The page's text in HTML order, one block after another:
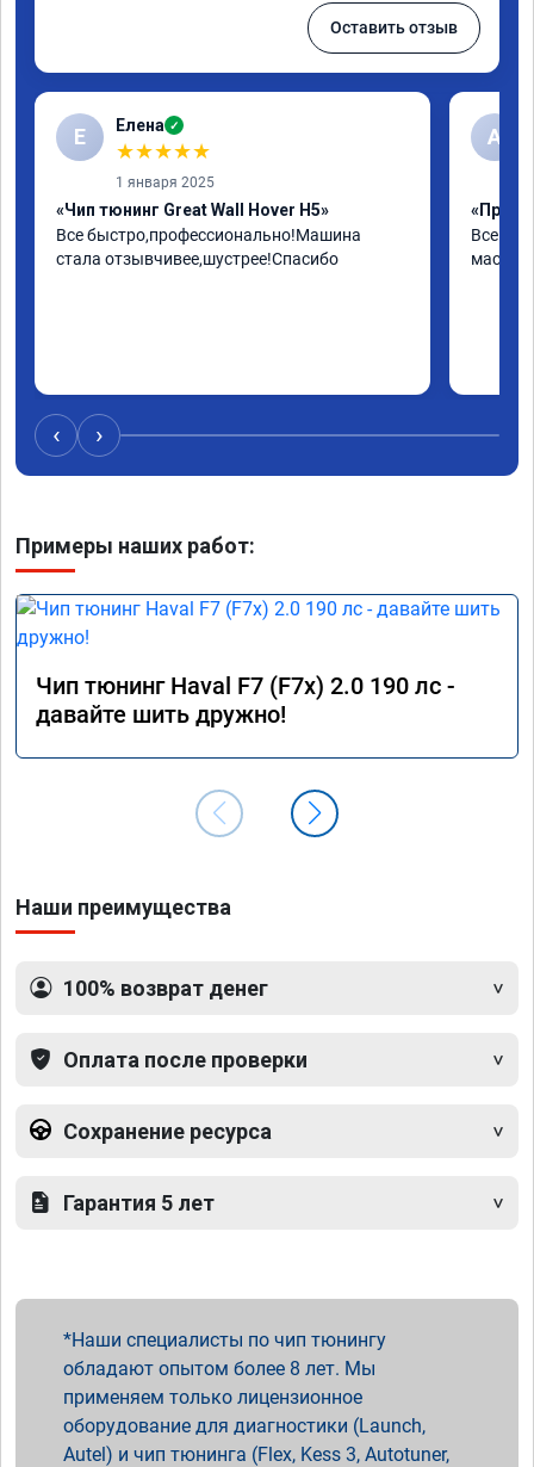
Оставить отзыв
Е Елена ✓
★★★★★
1 января 2025
«Чип тюнинг Great Wall Hover H5»
Все быстро,профессионально!Машина
стала отзывчивее,шустрее!Спасибо
А
Все
‹ ›
Примеры наших работ:
Чип тюнинг Haval F7 (F7x) 2.0 190 лс -
давайте шить дружно!
Наши преимущества
100% возврат денег
Оплата после проверки
Сохранение ресурса
Гарантия 5 лет
Наши специалисты по чип тюнингу
обладают опытом более 8 лет. Мы
применяем только лицензионное
оборудование для диагностики (Launch,
Autel) и чип тюнинга (Flex, Kess 3, Autotuner,